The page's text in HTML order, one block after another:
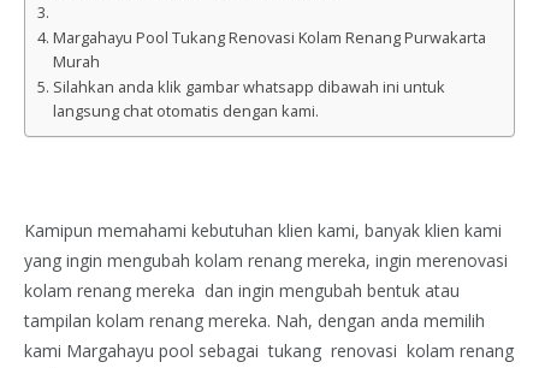
Margahayu Pool Tukang Renovasi Kolam Renang Purwakarta
Murah
Silahkan anda klik gambar whatsapp dibawah ini untuk
langsung chat otomatis dengan kami.
Kamipun memahami kebutuhan klien kami, banyak klien kami
yang ingin mengubah kolam renang mereka, ingin merenovasi
kolam renang mereka dan ingin mengubah bentuk atau
tampilan kolam renang mereka. Nah, dengan anda memilih
kami Margahayu pool sebagai tukang renovasi kolam renang